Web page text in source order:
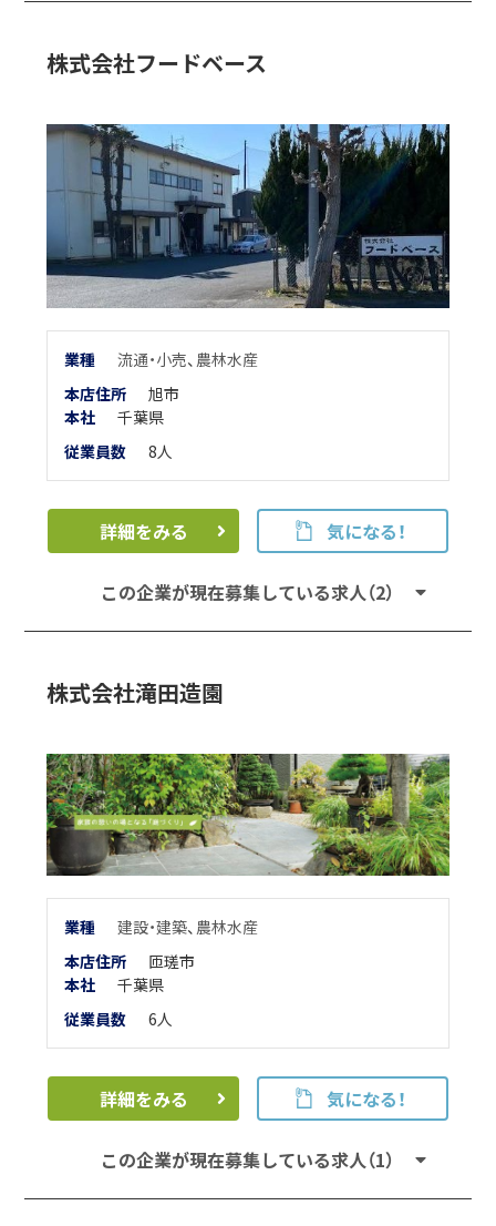
株式会社フードベース
業種 流通・小売、 農林水産
本店住所
旭市
本社
千葉県
従業員数
8人
詳細をみる 気になる！
この企業が現在募集している求人（2）
株式会社滝田造園
業種 建設・建築、 農林水産
本店住所
匝瑳市
本社
千葉県
従業員数
6人
詳細をみる 気になる！
この企業が現在募集している求人（1）